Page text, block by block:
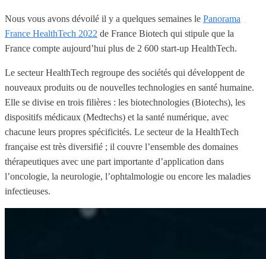
Nous vous avons dévoilé il y a quelques semaines le Panorama
France HealthTech 2022 de France Biotech qui stipule que la
France compte aujourd’hui plus de 2 600 start-up HealthTech.
Le secteur HealthTech regroupe des sociétés qui développent de
nouveaux produits ou de nouvelles technologies en santé humaine.
Elle se divise en trois filières : les biotechnologies (Biotechs), les
dispositifs médicaux (Medtechs) et la santé numérique, avec
chacune leurs propres spécificités. Le secteur de la HealthTech
française est très diversifié ; il couvre l’ensemble des domaines
thérapeutiques avec une part importante d’application dans
l’oncologie, la neurologie, l’ophtalmologie ou encore les maladies
infectieuses.